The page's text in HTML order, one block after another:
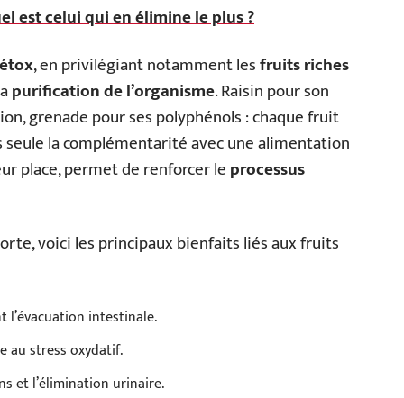
est celui qui en élimine le plus ?
, en privilégiant notamment lesfruits riches
purification de l’organisme. Raisin pour son
grenade pour ses polyphénols : chaque fruit
la complémentarité avec une alimentation
place, permet de renforcer leprocessus
voici les principaux bienfaits liés aux fruits
intestinale.
au stress oxydatif.
et l’élimination urinaire.